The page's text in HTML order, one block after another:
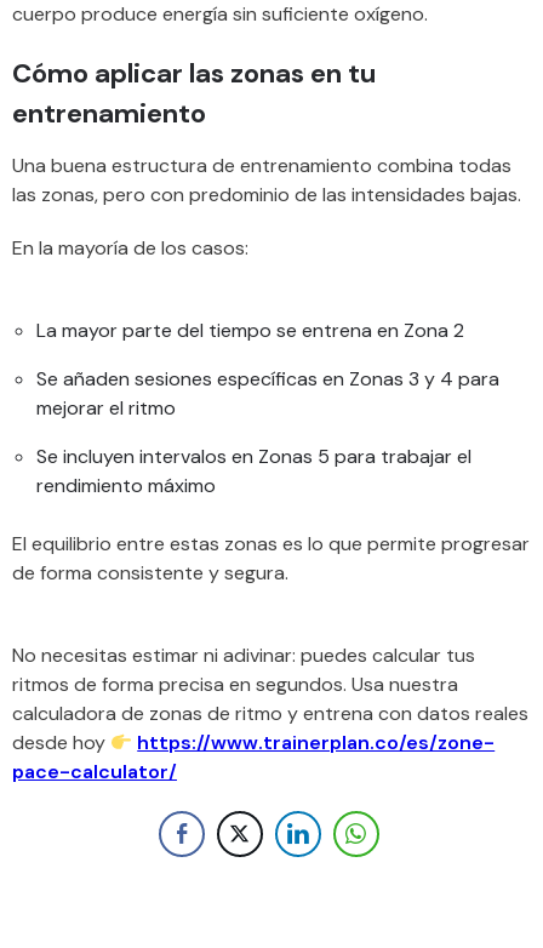
cuerpo produce energía sin suficiente oxígeno.
Cómo aplicar las zonas en tu
entrenamiento
Una buena estructura de entrenamiento combina todas
las zonas, pero con predominio de las intensidades bajas.
En la mayoría de los casos:
La mayor parte del tiempo se entrena en Zona 2
Se añaden sesiones específicas en Zonas 3 y 4 para
mejorar el ritmo
Se incluyen intervalos en Zonas 5 para trabajar el
rendimiento máximo
El equilibrio entre estas zonas es lo que permite progresar
de forma consistente y segura.
No necesitas estimar ni adivinar: puedes calcular tus
ritmos de forma precisa en segundos. Usa nuestra
calculadora de zonas de ritmo y entrena con datos reales
desde hoy
https://www.trainerplan.co/es/zone-
pace-calculator/